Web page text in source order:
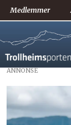
Medlemmer
ANNONSE